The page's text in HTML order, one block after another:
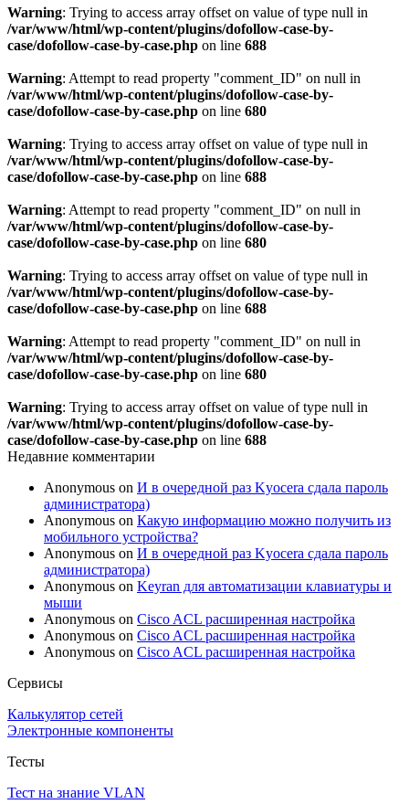
Warning: Trying to access array offset on value of type null in
/var/www/html/wp-content/plugins/dofollow-case-by-
case/dofollow-case-by-case.php on line 688
Warning: Attempt to read property "comment_ID" on null in
/var/www/html/wp-content/plugins/dofollow-case-by-
case/dofollow-case-by-case.php on line 680
Warning: Trying to access array offset on value of type null in
/var/www/html/wp-content/plugins/dofollow-case-by-
case/dofollow-case-by-case.php on line 688
Warning: Attempt to read property "comment_ID" on null in
/var/www/html/wp-content/plugins/dofollow-case-by-
case/dofollow-case-by-case.php on line 680
Warning: Trying to access array offset on value of type null in
/var/www/html/wp-content/plugins/dofollow-case-by-
case/dofollow-case-by-case.php on line 688
Warning: Attempt to read property "comment_ID" on null in
/var/www/html/wp-content/plugins/dofollow-case-by-
case/dofollow-case-by-case.php on line 680
Warning: Trying to access array offset on value of type null in
/var/www/html/wp-content/plugins/dofollow-case-by-
case/dofollow-case-by-case.php on line 688
Недавние комментарии
Anonymous on И в очередной раз Kyocera сдала пароль
администратора)
Anonymous on Какую информацию можно получить из
мобильного устройства?
Anonymous on И в очередной раз Kyocera сдала пароль
администратора)
Anonymous on Keyran для автоматизации клавиатуры и
мыши
Anonymous on Cisco ACL расширенная настройка
Anonymous on Cisco ACL расширенная настройка
Anonymous on Cisco ACL расширенная настройка
Сервисы
Калькулятор сетей
Электронные компоненты
Тесты
Тест на знание VLAN